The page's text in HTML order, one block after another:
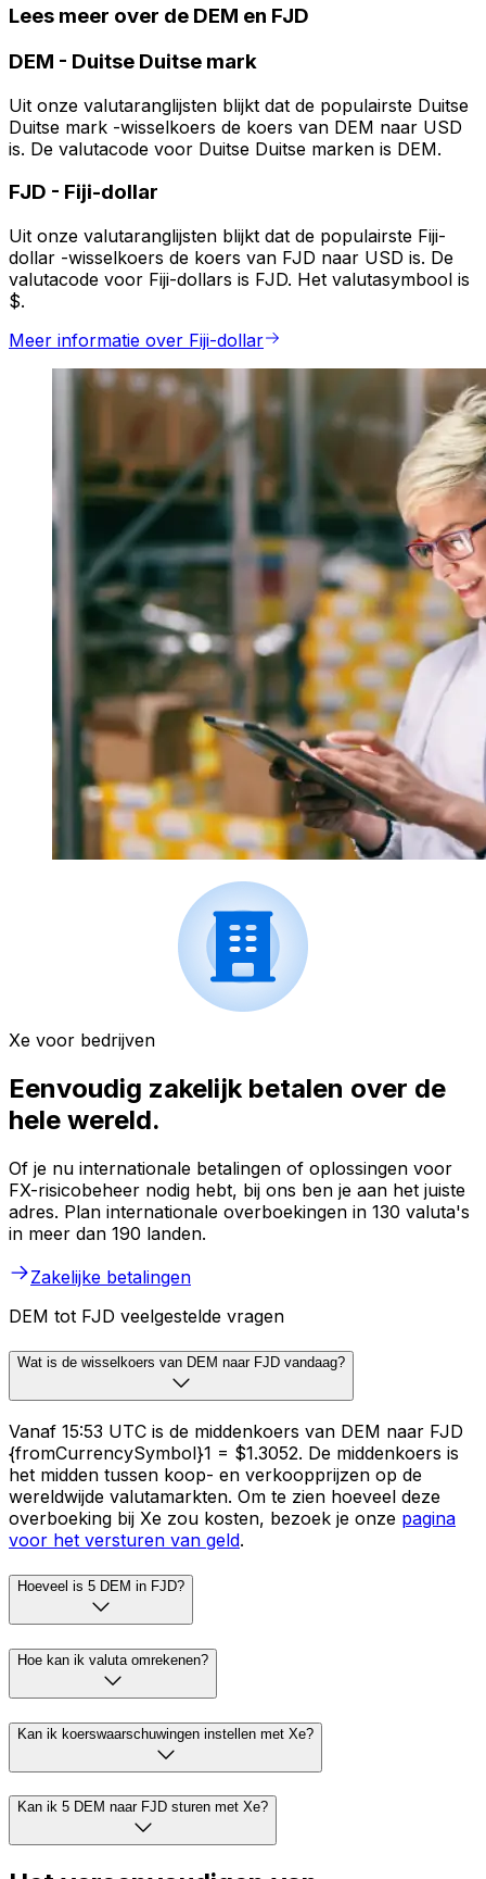
Lees meer over de DEM en FJD
DEM - Duitse Duitse mark
Uit onze valutaranglijsten blijkt dat de populairste Duitse
Duitse mark -wisselkoers de koers van DEM naar USD
is. De valutacode voor Duitse Duitse marken is DEM.
FJD - Fiji-dollar
Uit onze valutaranglijsten blijkt dat de populairste Fiji-
dollar -wisselkoers de koers van FJD naar USD is. De
valutacode voor Fiji-dollars is FJD. Het valutasymbool is
$.
Meer informatie over Fiji-dollar
Xe voor bedrijven
Eenvoudig zakelijk betalen over de
hele wereld.
Of je nu internationale betalingen of oplossingen voor
FX-risicobeheer nodig hebt, bij ons ben je aan het juiste
adres. Plan internationale overboekingen in 130 valuta's
in meer dan 190 landen.
Zakelijke betalingen
DEM tot FJD veelgestelde vragen
Wat is de wisselkoers van DEM naar FJD vandaag?
Vanaf 15:53 UTC is de middenkoers van DEM naar FJD
{fromCurrencySymbol}1 = $1.3052. De middenkoers is
het midden tussen koop- en verkoopprijzen op de
wereldwijde valutamarkten. Om te zien hoeveel deze
overboeking bij Xe zou kosten, bezoek je onze pagina
voor het versturen van geld.
Hoeveel is 5 DEM in FJD?
Hoe kan ik valuta omrekenen?
Kan ik koerswaarschuwingen instellen met Xe?
Kan ik 5 DEM naar FJD sturen met Xe?